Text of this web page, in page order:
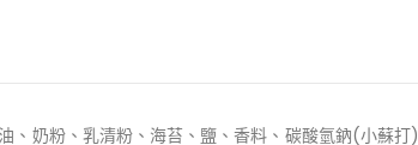
、奶粉、乳清粉、海苔、鹽、香料、碳酸氫鈉(小蘇打)